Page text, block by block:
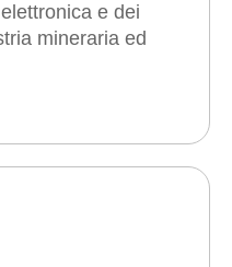
e dei
mineraria ed